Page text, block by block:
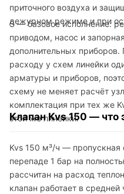
приточного воздуха и
дежурном режиме и при
S — базовое исполнение:
приводом, насос и
дополнительных приборов.
расходу у схем линейки
арматуры и приборов,
схему не меняет расчёт
комплектация при тех же
этой же линейки.
Клапан Kvs 150 — что
Kvs 150 м³/ч — пропускная
перепаде 1 бар на
рассчитан на расход
клапан работает в